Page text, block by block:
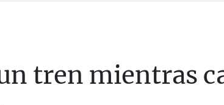
tren mientras